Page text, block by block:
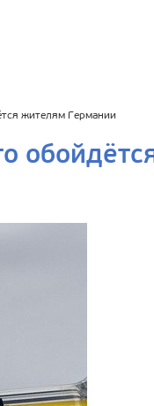
жителям Германии